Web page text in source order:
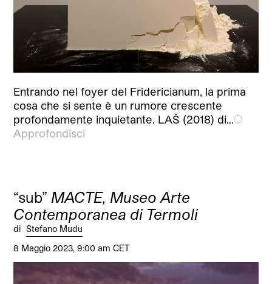
Entrando nel foyer del Fridericianum, la prima
cosa che si sente è un rumore crescente
profondamente inquietante. LAŠ (2018) di…
Approfondisci
“sub” MACTE, Museo Arte
Contemporanea di Termoli
di Stefano Mudu
8 Maggio 2023, 9:00 am CET